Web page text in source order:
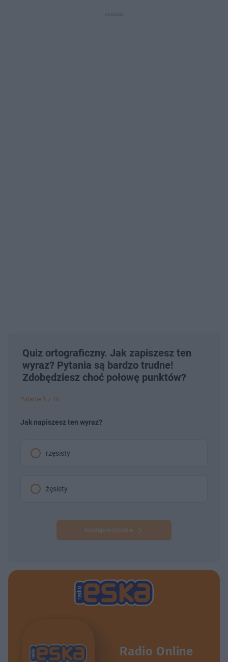
Quiz ortograficzny. Jak zapiszesz ten
wyraz? Pytania są bardzo trudne!
Zdobędziesz choć połowę punktów?
Pytanie 1 z 10
Jak napiszesz ten wyraz?
rzęsisty
żęsisty
Następne pytanie
Radio Online